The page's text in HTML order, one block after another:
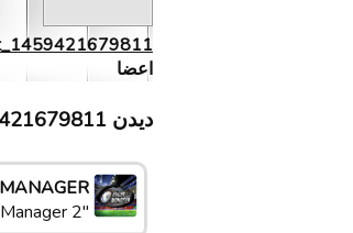
اعضا
دیدن guest_1459421679811در بازی های سابلینت
"Rugby Manager 2" سرور